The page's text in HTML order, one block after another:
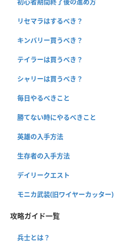
リセマラはするべき？
キンバリー買うべき？
テイラーは買うべき？
シャリーは買うべき？
毎日やるべきこと
勝てない時にやるべきこと
英雄の入手方法
生存者の入手方法
デイリークエスト
モニカ武装(旧ワイヤーカッター)
攻略ガイド一覧
兵士とは？